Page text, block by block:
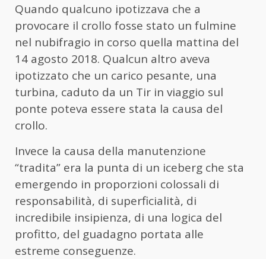
Quando qualcuno ipotizzava che a
provocare il crollo fosse stato un fulmine
nel nubifragio in corso quella mattina del
14 agosto 2018. Qualcun altro aveva
ipotizzato che un carico pesante, una
turbina, caduto da un Tir in viaggio sul
ponte poteva essere stata la causa del
crollo.
Invece la causa della manutenzione
“tradita” era la punta di un iceberg che sta
emergendo in proporzioni colossali di
responsabilità, di superficialità, di
incredibile insipienza, di una logica del
profitto, del guadagno portata alle
estreme conseguenze.